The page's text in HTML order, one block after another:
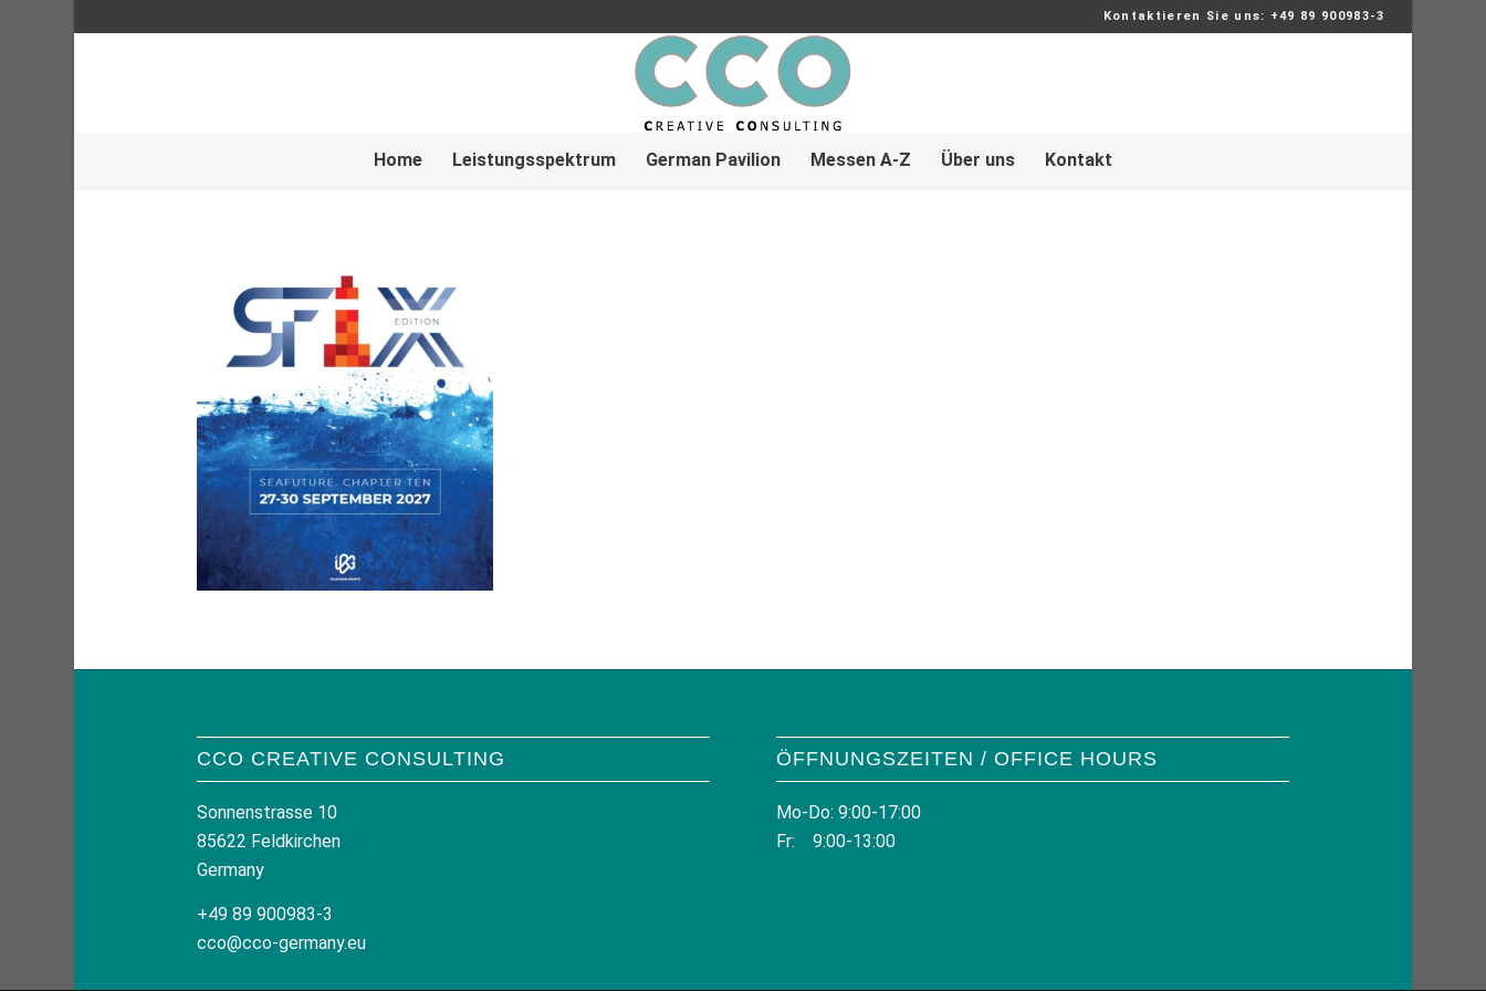
Kontaktieren Sie uns: +49 89 900983-3
Home Leistungsspektrum German Pavilion Messen A-Z Über uns Kontakt
CCO CREATIVE CONSULTING
Sonnenstrasse 10
85622 Feldkirchen
Germany
+49 89 900983-3
cco@cco-germany.eu
ÖFFNUNGSZEITEN / OFFICE HOURS
Mo-Do: 9:00-17:00
Fr: 9:00-13:00